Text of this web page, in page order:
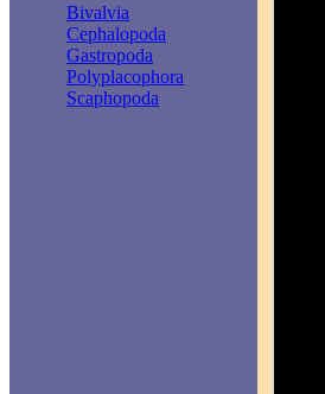
Bivalvia
Cephalopoda
Gastropoda
Polyplacophora
Scaphopoda